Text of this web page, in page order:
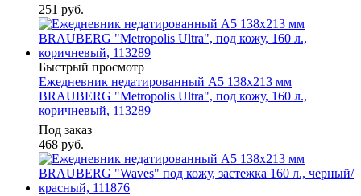
251 руб.
Быстрый просмотр
Ежедневник недатированный А5 138х213 мм
BRAUBERG "Metropolis Ultra", под кожу, 160 л.,
коричневый, 113289
Под заказ
468 руб.